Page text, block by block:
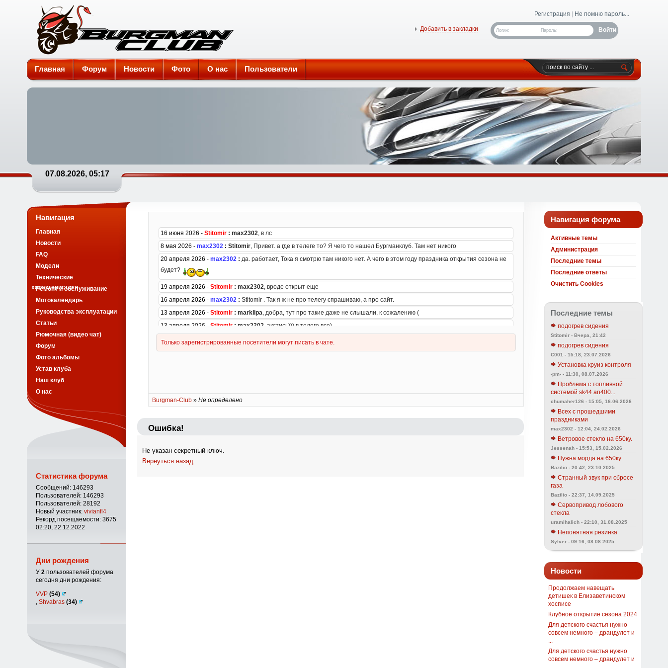
Burgman-Club
Регистрация Не помню пароль...
Логин: Пароль:
Добавить в закладки
Главная Форум Новости Фото О нас Пользователи
07.08.2026, 05:17
Burgman-Club» Не определено
Ошибка!
Не указан секретный ключ.
Вернуться назад
Навигация форума
Активные темы
Администрация
Последние темы
Последние ответы
Очистить Cookies
Последние темы
подогрев сидения
Stitomir - Вчера, 21:42
подогрев сидения
C001 - 15:18, 23.07.2026
Установка круиз контроля
-pm- - 11:30, 08.07.2026
Проблема с топливной
системой sk44 an400...
chumaher126 - 15:05, 16.06.2026
Всех с прошедшими
праздниками
max2302 - 12:04, 24.02.2026
Ветровое стекло на 650ку.
Jessenah - 15:53, 15.02.2026
Нужна морда на 650ку
Bazilio - 20:42, 23.10.2025
Странный звук при сбросе
газа
Bazilio - 22:37, 14.09.2025
Сервопривод лобового
стекла
uramihalich - 22:10, 31.08.2025
Непонятная резинка
Sylver - 09:16, 08.08.2025
Новости
Продолжаем навещать
детишек в Елизаветинском
хосписе
Клубное открытие сезона 2024
Для детского счастья нужно
совсем немного – драндулет и
Для детского счастья нужно
совсем немного – драндулет и
Навигация
Главная
Новости
FAQ
Модели
Технические
характеристики
Ремонт и обслуживание
Мотокалендарь
Руководства эксплуатации
Статьи
Рюмочная (видео чат)
Форум
Фото альбомы
Устав клуба
Наш клуб
О нас
Статистика форума
Сообщений: 146293
Пользователей: 146293
Пользователей: 28192
Новый участник: vivianfl4
Рекорд посещаемости: 3675
02:20, 22.12.2022
Дни рождения
У 2пользователей форума
сегодня дни рождения:
VVP (54)
Shvabras (34)